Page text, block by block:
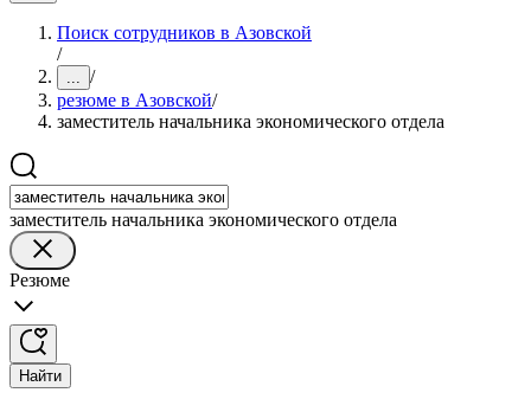
Поиск сотрудников в Азовской
/
... /
резюме в Азовской/
заместитель начальника экономического отдела
заместитель начальника экономического отдела
Резюме
Найти